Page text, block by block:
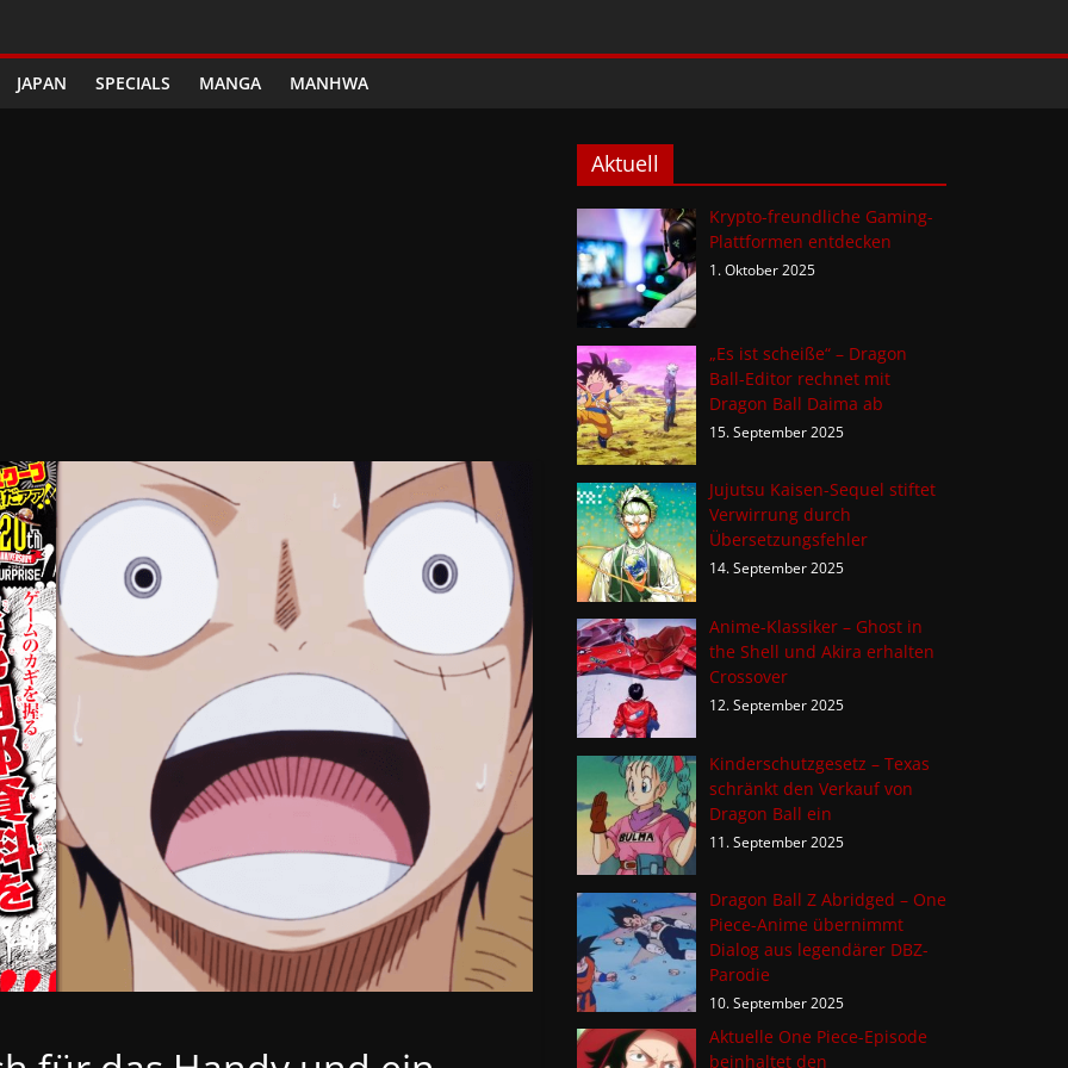
JAPAN SPECIALS MANGA MANHWA
Aktuell
Krypto-freundliche Gaming-
Plattformen entdecken
1. Oktober 2025
„Es ist scheiße“ – Dragon
Ball-Editor rechnet mit
Dragon Ball Daima ab
15. September 2025
Jujutsu Kaisen-Sequel stiftet
Verwirrung durch
Übersetzungsfehler
14. September 2025
Anime-Klassiker – Ghost in
the Shell und Akira erhalten
Crossover
12. September 2025
Kinderschutzgesetz – Texas
schränkt den Verkauf von
Dragon Ball ein
11. September 2025
Dragon Ball Z Abridged – One
Piece-Anime übernimmt
Dialog aus legendärer DBZ-
Parodie
10. September 2025
Aktuelle One Piece-Episode
beinhaltet den